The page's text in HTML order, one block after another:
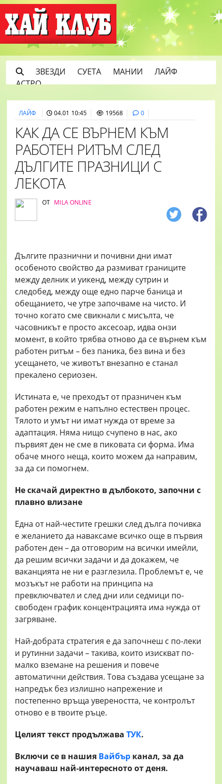
ЗВЕЗДИ СУЕТА МАНИИ
ЛАЙФ
АСТРО
ЛАЙФ 04.01 10:45 19568 0
КАК ДА СЕ ВЪРНЕМ КЪМ
РАБОТЕН РИТЪМ СЛЕД
ДЪЛГИТЕ ПРАЗНИЦИ С
ЛЕКОТА
ОТ MILA ONLINE
Дългите празнични и почивни дни имат
особеното свойство да размиват границите
между делник и уикенд, между сутрин и
следобед, между още едно парче баница и
обещанието, че утре започваме на чисто. И
точно когато сме свикнали с мисълта, че
часовникът е просто аксесоар, идва онзи
момент, в който трябва отново да се върнем към
работен ритъм – без паника, без вина и без
усещането, че животът внезапно е станал
прекалено сериозен.
Истината е, че преходът от празничен към
работен режим е напълно естествен процес.
Тялото и умът ни имат нужда от време за
адаптация. Няма нищо счупено в нас, ако
първият ден не сме в пиковата си форма. Има
обаче много неща, които можем да направим,
за да си помогнем.
Не скачай директно в дълбокото, започни с
плавно влизане
Една от най-честите грешки след дълга почивка
е желанието да наваксаме всичко още в първия
работен ден – да отговорим на всички имейли,
да решим всички задачи и да докажем, че
ваканцията не ни е разглезила. Проблемът е, че
мозъкът не работи на принципа на
превключвател и след дни или седмици по-
свободен график концентрацията има нужда от
загряване.
Най-добрата стратегия е да започнеш с по-леки
и рутинни задачи – такива, които изискват по-
малко вземане на решения и повече
автоматични действия. Това създава усещане за
напредък без излишно напрежение и
постепенно връща увереността, че контролът
отново е в твоите ръце.
Целият текст продължава ТУК.
Включи се в нашия Вайбър канал, за да
научаваш най-интересното от деня.